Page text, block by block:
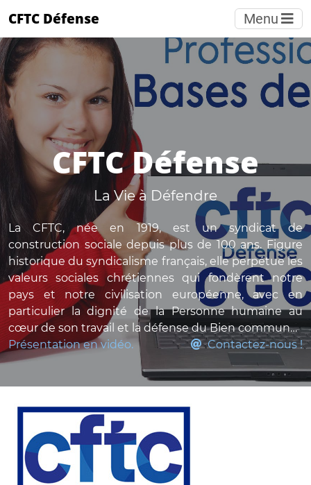
CFTC Défense Menu
CFTC Défense
La Vie à Défendre
La CFTC, née en 1919, est un syndicat de
construction sociale depuis plus de 100 ans. Figure
historique du syndicalisme français, elle perpétue les
valeurs sociales chrétiennes qui fondèrent notre
pays et notre civilisation européenne, avec en
particulier la dignité de la Personne humaine au
cœur de son travail et la défense du Bien commun…
Présentation en vidéo.
Contactez-nous !